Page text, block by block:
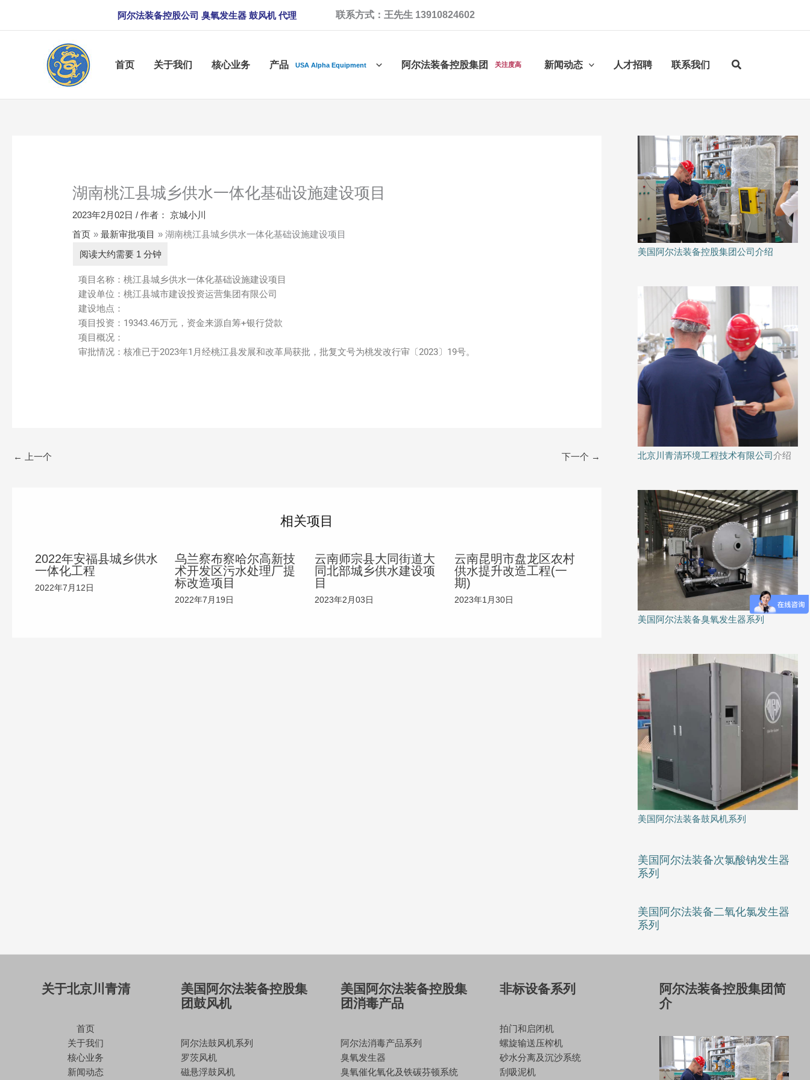
阿尔法装备控股公司 臭氧发生器 鼓风机 代理 联系方式：王先生 13910824602
首页 关于我们 核心业务 产品 USA Alpha Equipment 阿尔法装备控股集团 关注度高 新闻动态 人才招聘 联系我们
湖南桃江县城乡供水一体化基础设施建设项目
2023年2月02日/ 作者： 京城小川
首页
最新审批项目 湖南桃江县城乡供水一体化基础设施建设项目
项目名称：桃江县城乡供水一体化基础设施建设项目
建设单位：桃江县城市建设投资运营集团有限公司
建设地点：
项目投资：19343.46万元，资金来源自筹+银行贷款
项目概况：
审批情况：核准已于2023年1月经桃江县发展和改革局获批，批复文号为桃发改行审〔2023〕19号。
← 上一个 下一个 →
相关项目
2022年安福县城乡供水
一体化工程
2022年7月12日
乌兰察布察哈尔高新技
术开发区污水处理厂提
标改造项目
2022年7月19日
云南师宗县大同街道大
同北部城乡供水建设项
目
2023年2月03日
云南昆明市盘龙区农村
供水提升改造工程(一
期)
2023年1月30日
美国阿尔法装备控股集团公司介绍
北京川青清环境工程技术有限公司介绍
美国阿尔法装备臭氧发生器系列
美国阿尔法装备鼓风机系列
美国阿尔法装备次氯酸钠发生器
系列
美国阿尔法装备二氧化氯发生器
系列
关于北京川青清
首页
关于我们
核心业务
新闻动态
美国阿尔法装备控股集
团鼓风机
阿尔法鼓风机系列
罗茨风机
磁悬浮鼓风机
美国阿尔法装备控股集
团消毒产品
阿尔法消毒产品系列
臭氧发生器
臭氧催化氧化及铁碳芬顿系统
非标设备系列
拍门和启闭机
螺旋输送压榨机
砂水分离及沉沙系统
刮吸泥机
阿尔法装备控股集团简
介